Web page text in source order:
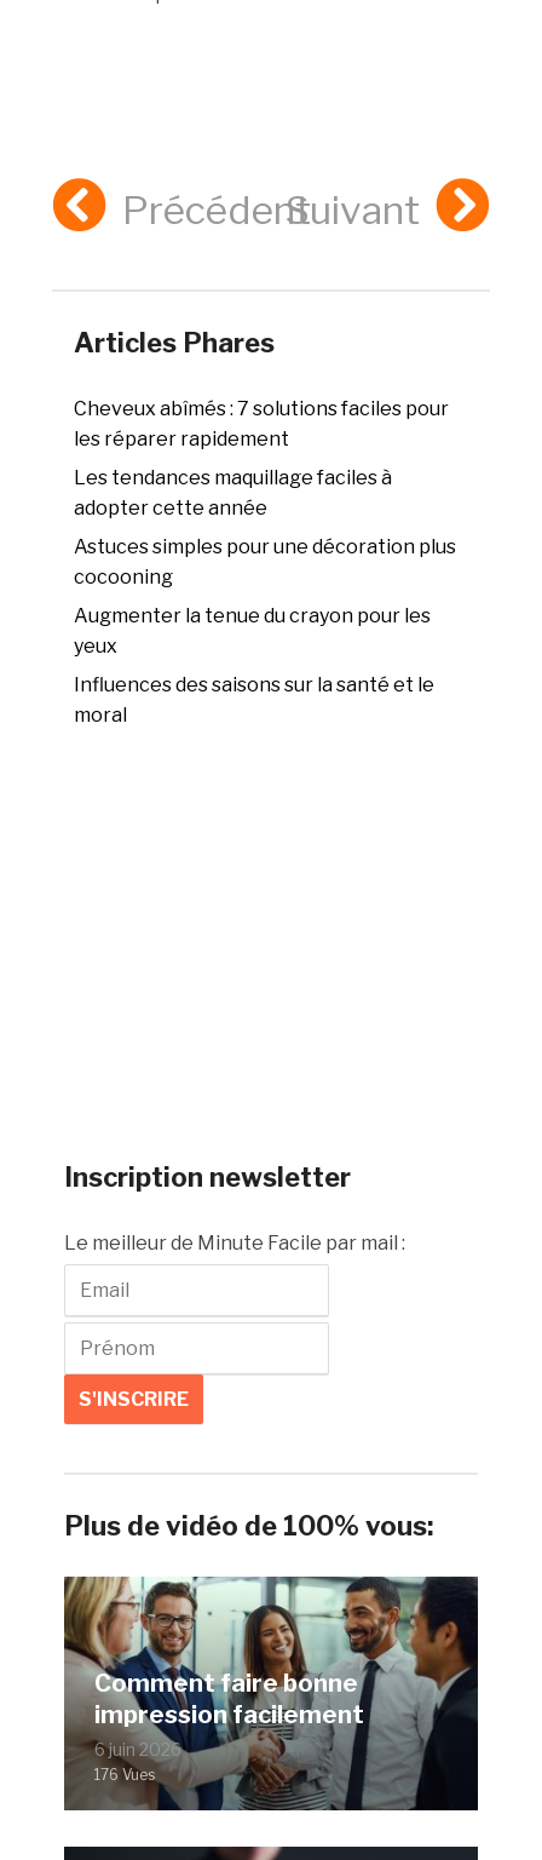
PrécédentSuivant
Articles Phares
Cheveux abîmés : 7 solutions faciles pour
les réparer rapidement
Les tendances maquillage faciles à
adopter cette année
Astuces simples pour une décoration plus
cocooning
Augmenter la tenue du crayon pour les
yeux
Influences des saisons sur la santé et le
moral
Inscription newsletter
Le meilleur de Minute Facile par mail :
Plus de vidéo de 100% vous:
Comment faire bonne
impression facilement
6 juin 2026
176 Vues